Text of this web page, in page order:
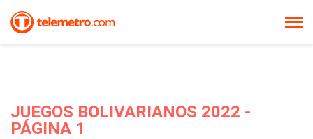
JUEGOS BOLIVARIANOS 2022 -
PÁGINA 1